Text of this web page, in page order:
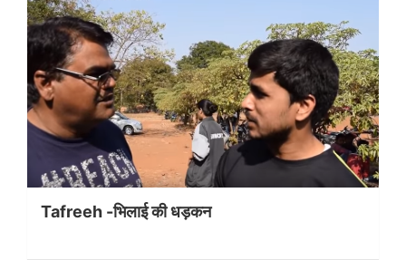
Tafreeh -भिलाई की धड़कन